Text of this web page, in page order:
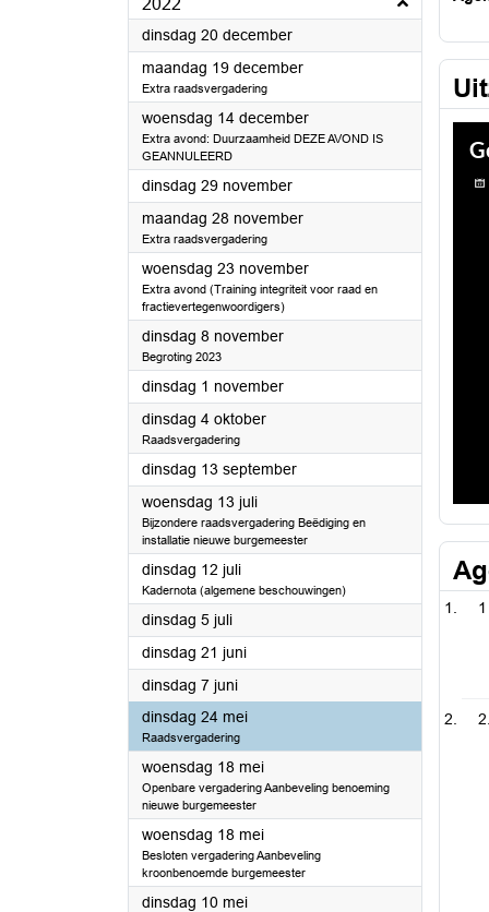
2022
dinsdag 20 december2022
maandag 19 december2022
Extra raadsvergadering
woensdag 14 december2022
Extra avond: Duurzaamheid DEZE AVOND IS
GEANNULEERD
dinsdag 29 november2022
maandag 28 november2022
Extra raadsvergadering
woensdag 23 november2022
Extra avond (Training integriteit voor raad en
fractievertegenwoordigers)
dinsdag 8 november2022
Begroting 2023
dinsdag 1 november2022
dinsdag 4 oktober2022
Raadsvergadering
dinsdag 13 september2022
woensdag 13 juli2022
Bijzondere raadsvergadering Beëdiging en
installatie nieuwe burgemeester
dinsdag 12 juli2022
Kadernota (algemene beschouwingen)
dinsdag 5 juli2022
dinsdag 21 juni2022
dinsdag 7 juni2022
dinsdag 24 mei2022
Raadsvergadering
woensdag 18 mei2022
Openbare vergadering Aanbeveling benoeming
nieuwe burgemeester
woensdag 18 mei2022
Besloten vergadering Aanbeveling
kroonbenoemde burgemeester
dinsdag 10 mei2022
1